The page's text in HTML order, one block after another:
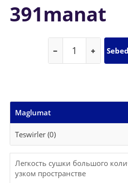
391manat
Maglumat
Teswirler (0)
Легкость сушки большого
узком пространстве